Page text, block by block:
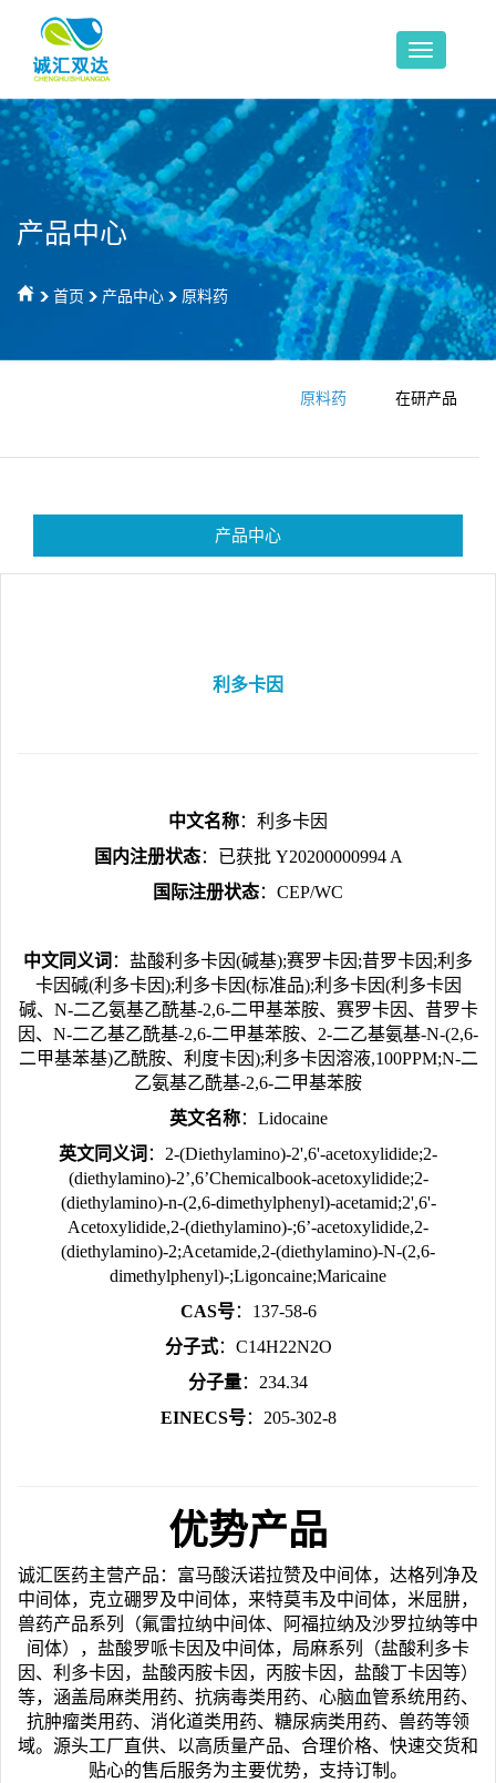
产品中心
首页 产品中心 原料药
原料药 在研产品
产品中心
利多卡因
中文名称：利多卡因
国内注册状态：已获批 Y20200000994A
国际注册状态：CEP/WC
中文同义词 ：盐酸利多卡因(碱基);赛罗卡因;昔罗卡因;利多
卡因碱(利多卡因);利多卡因(标准品);利多卡因(利多卡因
碱、N-二乙氨基乙酰基-2,6-二甲基苯胺、赛罗卡因、昔罗卡
因、N-二乙基乙酰基-2,6-二甲基苯胺、2-二乙基氨基-N-(2,6-
二甲基苯基)乙酰胺、利度卡因);利多卡因溶液,100PPM;N-二
乙氨基乙酰基-2,6-二甲基苯胺
英文名称：Lidocaine
英文同义词 ：2-(Diethylamino)-2',6'-acetoxylidide;2-
(diethylamino)-2’,6’Chemicalbook-acetoxylidide;2-
(diethylamino)-n-(2,6-dimethylphenyl)-acetamid;2',6'-
Acetoxylidide,2-(diethylamino)-;6’-acetoxylidide,2-
(diethylamino)-2;Acetamide,2-(diethylamino)-N-(2,6-
dimethylphenyl)-;Ligoncaine;Maricaine
CAS号：137-58-6
分子式：C14H22N2O
分子量：234.34
EINECS号：205-302-8
优势产品
诚汇医药主营产品：富马酸沃诺拉赞及中间体，达格列净及
中间体，克立硼罗及中间体，来特莫韦及中间体，米屈肼，
兽药产品系列（氟雷拉纳中间体、阿福拉纳及沙罗拉纳等中
间体），盐酸罗哌卡因及中间体，局麻系列（盐酸利多卡
因、利多卡因，盐酸丙胺卡因，丙胺卡因，盐酸丁卡因等）
等，涵盖局麻类用药、抗病毒类用药、心脑血管系统用药、
抗肿瘤类用药、消化道类用药、糖尿病类用药、兽药等领
域。源头工厂直供、以高质量产品、合理价格、快速交货和
贴心的售后服务为主要优势，支持订制。